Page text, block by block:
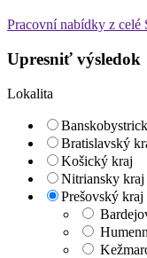
Pracovní nabídky z celé
Upresniť výsledok
Lokalita
Bratislavský
Košický kraj
Nitriansky kraj
Prešovský kraj